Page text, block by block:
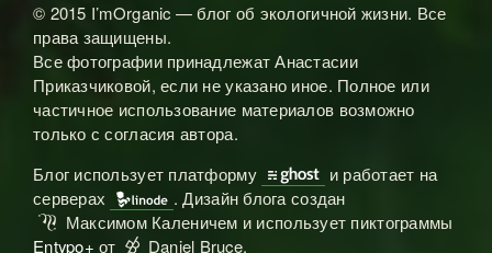
© 2015 I’mOrganic — блог об экологичной жизни. Все
права защищены.
Все фотографии принадлежат Анастасии
Приказчиковой, если не указано иное. Полное или
частичное использование материалов возможно
только с согласия автора.
Блог использует платформу  и работает на
серверах
 . Дизайн блога создан
ℳ Максимом Каленичем и использует пиктограммы
Entypo+ от  Daniel Bruce.